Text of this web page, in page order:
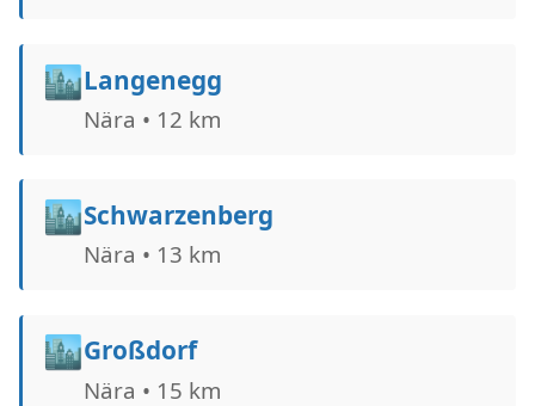
🏙️Langenegg
Nära • 12 km
🏙️Schwarzenberg
Nära • 13 km
🏙️Großdorf
Nära • 15 km